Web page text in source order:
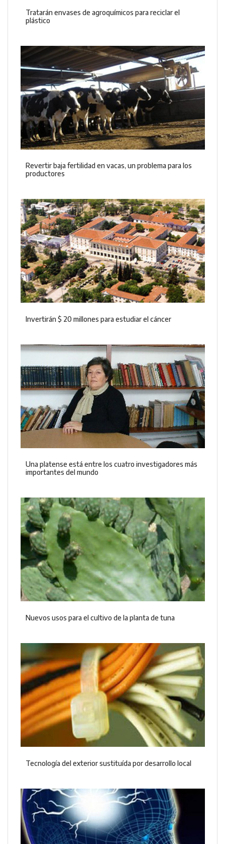
Tratarán envases de agroquímicos para reciclar el
plástico
Revertir baja fertilidad en vacas, un problema para los
productores
Invertirán $ 20 millones para estudiar el cáncer
Una platense está entre los cuatro investigadores más
importantes del mundo
Nuevos usos para el cultivo de la planta de tuna
Tecnología del exterior sustituída por desarrollo local